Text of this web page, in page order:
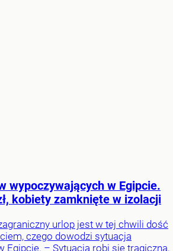
wypoczywających w Egipcie.
kobiety zamknięte w izolacji
urlop jest w tej chwili dość
czego dowodzi sytuacja
Egipcie. – Sytuacja robi się tragiczna,